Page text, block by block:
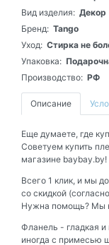
Вид изделия: Декор
Бренд: Tango
Уход: Стирка не
Упаковка:
Производство: РФ
Описание
Еще думаете, где
Советуем купить
магазине baybay.by!
Всего 1 клик, и мы
со скидкой
Нужна помощь? Мы
Фланель - гладкая и
иногда с примесью